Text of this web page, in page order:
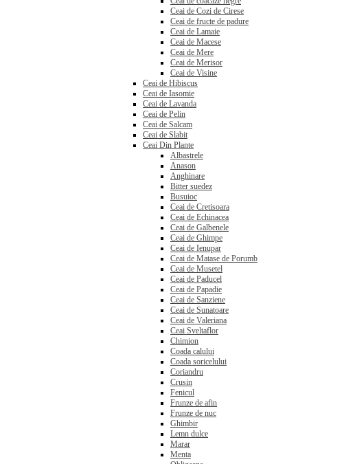
Ceai de Cozi de Cirese
Ceai de fructe de padure
Ceai de Lamaie
Ceai de Macese
Ceai de Mere
Ceai de Merisor
Ceai de Visine
Ceai de Hibiscus
Ceai de Iasomie
Ceai de Lavanda
Ceai de Pelin
Ceai de Salcam
Ceai de Slabit
Ceai Din Plante
Albastrele
Anason
Anghinare
Bitter suedez
Busuioc
Ceai de Cretisoara
Ceai de Echinacea
Ceai de Galbenele
Ceai de Ghimpe
Ceai de Ienupar
Ceai de Matase de Porumb
Ceai de Musetel
Ceai de Paducel
Ceai de Papadie
Ceai de Sanziene
Ceai de Sunatoare
Ceai de Valeriana
Ceai Sveltaflor
Chimion
Coada calului
Coada soricelului
Coriandru
Crusin
Fenicul
Frunze de afin
Frunze de nuc
Ghimbir
Lemn dulce
Marar
Menta